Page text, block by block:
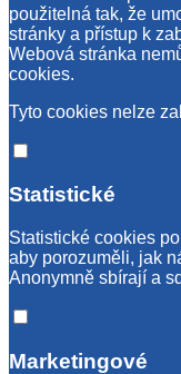
použitelná tak, že
stránky a přístup k
Webová stránka
cookies.
Tyto cookies nelze
Statistické
Statistické cookies
aby porozuměli, jak
Anonymně sbírají a
Marketingové